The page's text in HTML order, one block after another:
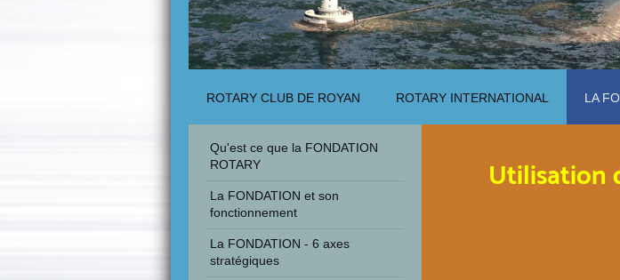
ROTARY CLUB DE ROYAN ROTARY INTERNATIONAL LA
Utilisation
Qu'est ce que la FONDATION
ROTARY
La FONDATION et son
fonctionnement
La FONDATION - 6 axes
stratégiques